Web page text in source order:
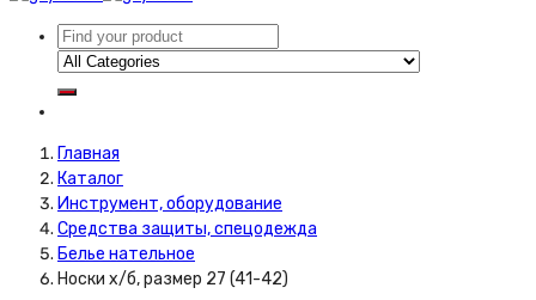
Главная
Каталог
Инструмент, оборудование
Средства защиты, спецодежда
Белье нательное
Носки х/б, размер 27 (41-42)